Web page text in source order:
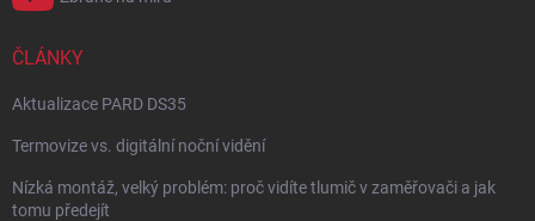
ČLÁNKY
Aktualizace PARD DS35
Termovize vs. digitální noční vidění
Nízká montáž, velký problém: proč vidíte tlumič v zaměřovači a jak
tomu předejít